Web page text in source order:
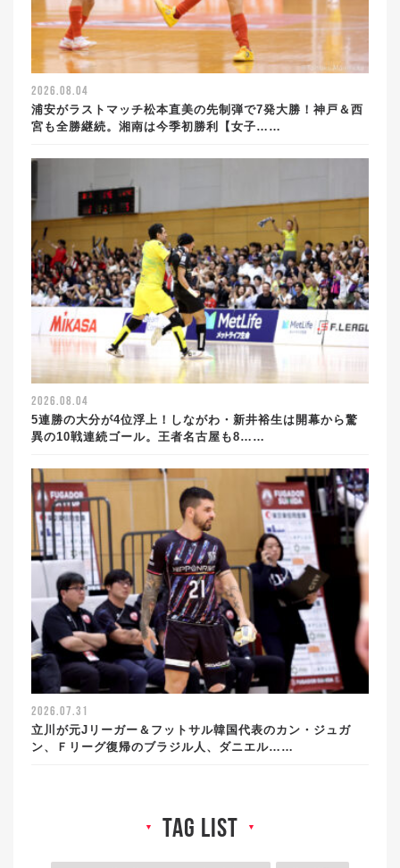
2026.08.04
浦安がラストマッチ松本直美の先制弾で7発大勝！神戸＆西
宮も全勝継続。湘南は今季初勝利【女子……
2026.08.04
5連勝の大分が4位浮上！しながわ・新井裕生は開幕から驚
異の10戦連続ゴール。王者名古屋も8……
2026.07.31
立川が元Jリーガー＆フットサル韓国代表のカン・ジュガ
ン、Ｆリーグ復帰のブラジル人、ダニエル……
▼ tag list ▼